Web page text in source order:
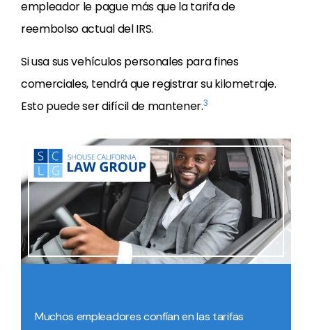
empleador le pague más que la tarifa de
reembolso actual del IRS.
Si usa sus vehículos personales para fines
comerciales, tendrá que registrar su kilometraje.
Esto puede ser difícil de mantener.3
Muchos empleadores confían en las tarifas